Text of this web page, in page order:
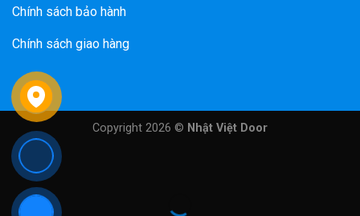
Chính sách bảo hành
Chính sách giao hàng
Copyright 2026 © Nhật Việt Door